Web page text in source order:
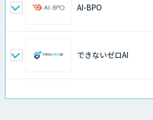
AI-BPO
できないゼロAI
Docify（ドシファイ）